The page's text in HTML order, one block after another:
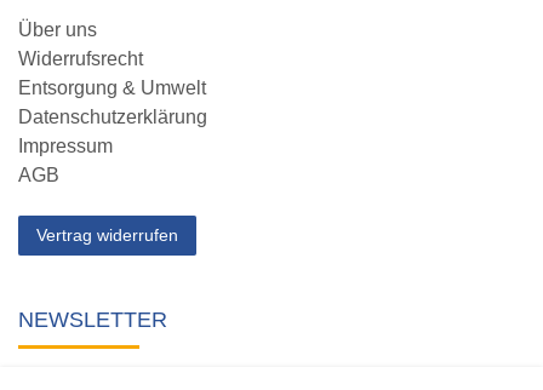
Über uns
Widerrufsrecht
Entsorgung & Umwelt
Datenschutzerklärung
Impressum
AGB
Vertrag widerrufen
NEWSLETTER